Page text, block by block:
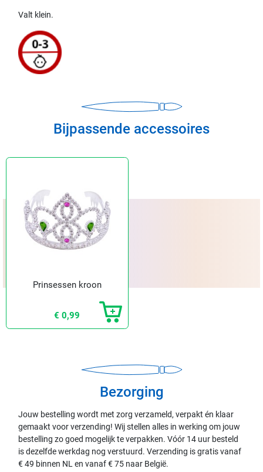
Valt klein.
Bijpassende accessoires
Prinsessen kroon
€ 0,99
Bezorging
Jouw bestelling wordt met zorg verzameld, verpakt én klaar
gemaakt voor verzending! Wij stellen alles in werking om jouw
bestelling zo goed mogelijk te verpakken. Vóór 14 uur besteld
is dezelfde werkdag nog verstuurd. Verzending is gratis vanaf
€ 49 binnen NL en vanaf € 75 naar België.